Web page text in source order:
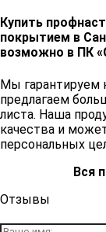
Купить
покрытием в
возможно в ПК
Мы гарантируем
предлагаем
листа. Наша
качества и
персональных
Вся
Отзывы